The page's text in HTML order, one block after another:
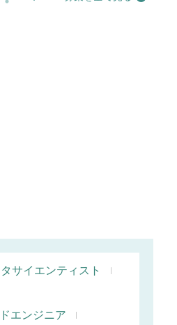
サイエンティスト
エンジニア